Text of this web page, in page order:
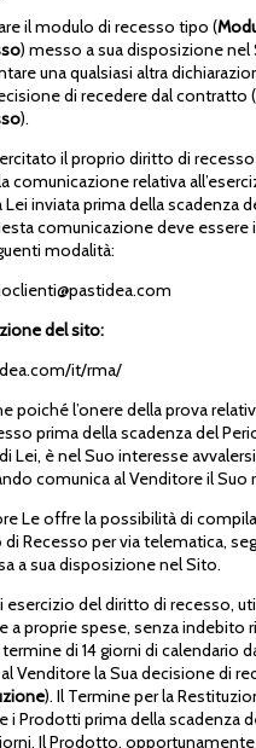
il modulo di recesso tipo (
) messo a sua disposizione nel
una qualsiasi altra
di recedere dal contratto (
).
il proprio diritto di
comunicazione relativa
inviata prima della scadenza
comunicazione deve essere
modalità:
del sito:
it/rma/
poiché l’onere della prova
prima della scadenza del
Lei, è nel Suo interesse
comunica al Venditore il Suo
Le offre la possibilità di
Recesso per via telematica,
a sua disposizione nel Sito.
esercizio del diritto di recesso,
a proprie spese, senza indebito
di 14 giorni di calendario
Venditore la Sua decisione di
). Il Termine per la
i Prodotti prima della scadenza
Il Prodotto,